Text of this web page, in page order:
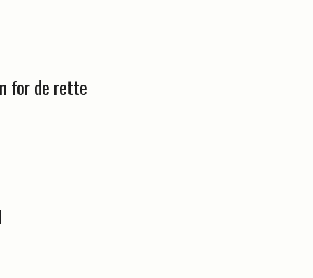
for de rette